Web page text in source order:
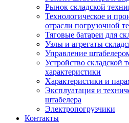
Рынок складской
Технологическое и
отрасли погрузочной
Тяговые батареи для
Узлы и агрегаты
Управление
Устройство складской
характеристики
Характеристики и
Эксплуатация и
штабелера
Электропогрузчики
Контакты